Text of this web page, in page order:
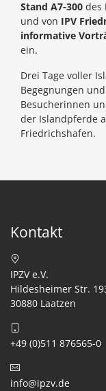
Stand A7‑300 des
und von IPV
informative
ein.
Drei Tage voller
Begegnungen
Besucherinnen
der Islandpferde
Friedrichshafen.
Kontakt
IPZV e.V.
Hildesheimer Str.
30880 Laatzen
+49 (0)511 876565-0
info@ipzv.de